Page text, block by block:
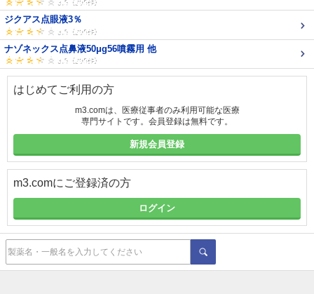
ジクアス点眼液3％
ナゾネックス点鼻液50μg56噴霧用 他
はじめてご利用の方
m3.comは、医療従事者のみ利用可能な医療
専門サイトです。会員登録は無料です。
新規会員登録
m3.comにご登録済の方
ログイン